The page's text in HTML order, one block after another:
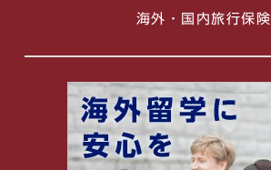
海外・国内旅行保険